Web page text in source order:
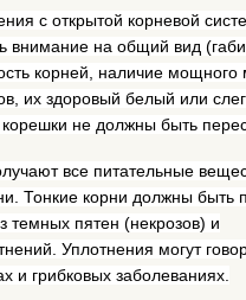
с открытой корневой
внимание на общий вид
корней, наличие мощного
их здоровый белый или
корешки не должны быть
все питательные
Тонкие корни должны быть
темных пятен (некрозов) и
Уплотнения могут
и грибковых заболеваниях.